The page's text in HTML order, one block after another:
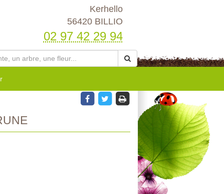
Kerhello
56420 BILLIO
02 97 42 29 94